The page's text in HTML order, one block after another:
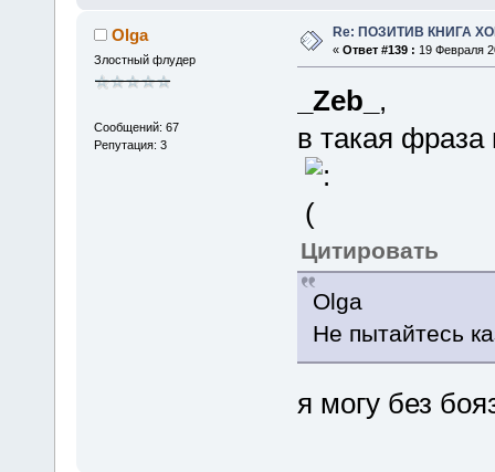
Olga
Злостный флудер
Сообщений: 67
Репутация: 3
Re: ПОЗИТИВ КНИГА
« Ответ #139 : 19 Февраля
_Zeb_ ,
в такая фраза
Цитировать
Olga
Не пытайтесь
я могу без